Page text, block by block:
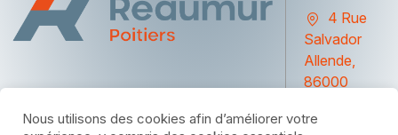
4 Rue
Salvador
Allende,
86000
Nous utilisons des cookies afin d’améliorer votre